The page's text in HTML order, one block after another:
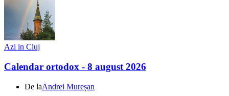
Azi in Cluj
Calendar ortodox - 8 august 2026
De laAndrei Mureșan